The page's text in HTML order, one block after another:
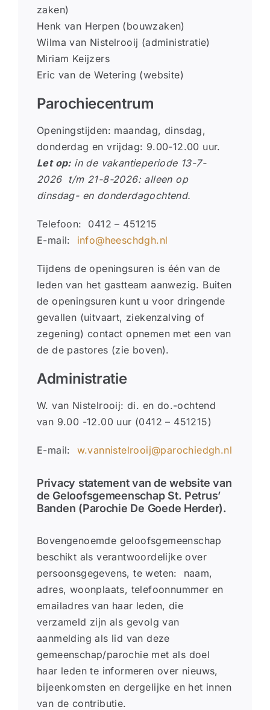
zaken)
Henk van Herpen (bouwzaken)
Wilma van Nistelrooij (administratie)
Miriam Keijzers
Eric van de Wetering (website)
Parochiecentrum
Openingstijden: maandag, dinsdag,
donderdag en vrijdag: 9.00-12.00 uur.
Let op:in de vakantieperiode 13-7-
2026 t/m 21-8-2026: alleen op
dinsdag- en donderdagochtend.
Telefoon: 0412 – 451215
E-mail: info@heeschdgh.nl
Tijdens de openingsuren is één van de
leden van het gastteam aanwezig. Buiten
de openingsuren kunt u voor dringende
gevallen (uitvaart, ziekenzalving of
zegening) contact opnemen met een van
de de pastores (zie boven).
Administratie
W. van Nistelrooij: di. en do.-ochtend
van 9.00 -12.00 uur (0412 – 451215)
E-mail: w.vannistelrooij@parochiedgh.nl
Privacy statement van de website van
de Geloofsgemeenschap St. Petrus’
Banden (Parochie De Goede Herder).
Bovengenoemde geloofsgemeenschap
beschikt als verantwoordelijke over
persoonsgegevens, te weten: naam,
adres, woonplaats, telefoonnummer en
emailadres van haar leden, die
verzameld zijn als gevolg van
aanmelding als lid van deze
gemeenschap/parochie met als doel
haar leden te informeren over nieuws,
bijeenkomsten en dergelijke en het innen
van de contributie.